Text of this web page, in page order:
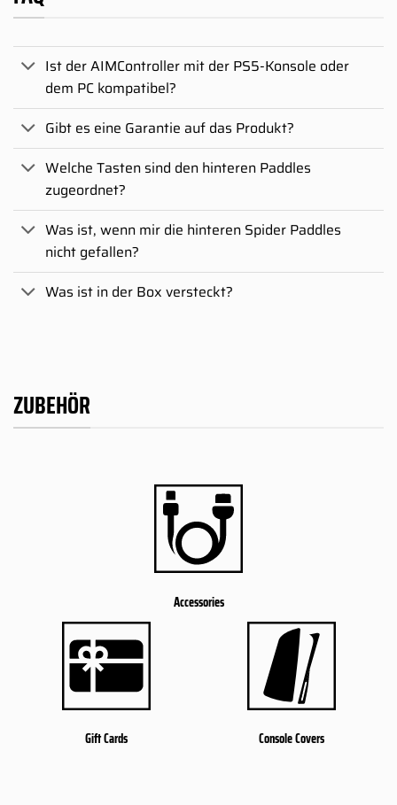
Ist der AIMController mit der PS5-Konsole oder
dem PC kompatibel?
Gibt es eine Garantie auf das Produkt?
Welche Tasten sind den hinteren Paddles
zugeordnet?
Was ist, wenn mir die hinteren Spider Paddles
nicht gefallen?
Was ist in der Box versteckt?
ZUBEHÖR
Accessories
Gift Cards Console Covers